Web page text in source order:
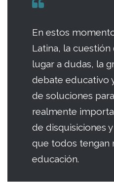
En estos
Latina, la cuestión
lugar a dudas, la
debate educativo
de soluciones
realmente
de disquisiciones
que todos tengan
educación.